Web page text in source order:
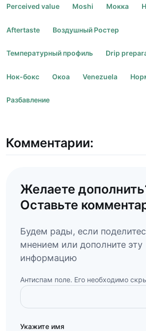
Perceived value Moshi Мокка
Aftertaste Воздушный Ростер
Температурный профиль Drip
Нок-бокс Окоа Venezuela
Разбавление
Комментарии:
Желаете
Оставьте
Будем рады, если
мнением или дополните эту
информацию
Антиспам поле. Его необходимо
Укажите имя